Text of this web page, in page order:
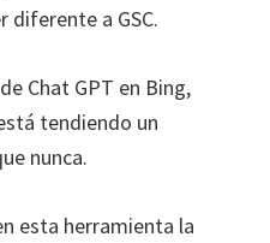
diferente a GSC.
Chat GPT en Bing,
tendiendo un
nunca.
esta herramienta la